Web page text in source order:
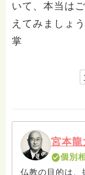
いて、本当は
えてみましょ
掌
宮本龍
個別
仏教の目的は、